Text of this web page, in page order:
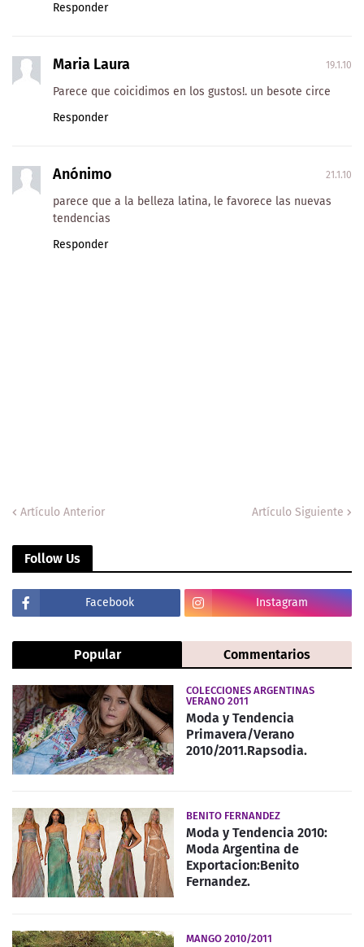
Responder
Maria Laura 19.1.10
Parece que coicidimos en los gustos!. un besote circe
Responder
Anónimo 21.1.10
parece que a la belleza latina, le favorece las nuevas
tendencias
Responder
Artículo Anterior Artículo Siguiente
Follow Us
Facebook Instagram
Popular Commentarios
COLECCIONES ARGENTINAS
VERANO 2011
Moda y Tendencia
Primavera/Verano
2010/2011.Rapsodia.
BENITO FERNANDEZ
Moda y Tendencia 2010:
Moda Argentina de
Exportacion:Benito
Fernandez.
MANGO 2010/2011